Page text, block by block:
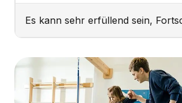
Es kann sehr erfüllend sein,